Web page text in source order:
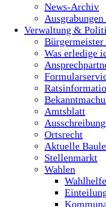
News-Archiv
Verwaltung &
Was erledige
Amtsblatt
Ortsrecht
Aktuelle
Stellenmarkt
Wahlen